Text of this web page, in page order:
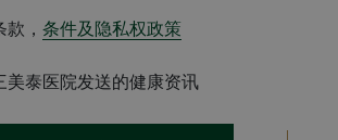
， 条件及隐私权政策
美泰医院发送的健康资讯